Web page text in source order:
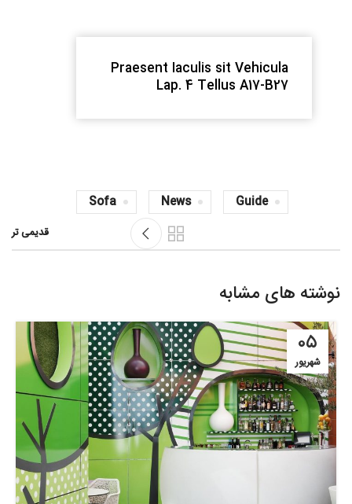
Praesent Iaculis sit Vehicula
Lap. 4 Tellus A17-B27
Guide
News
Sofa
قدیمی تر
نوشته های مشابه
۰۵
شهریور